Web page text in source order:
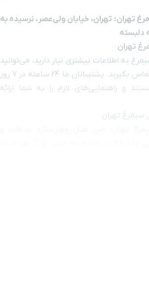
۶ دقیقه با خودرو (۳ کیلومتر و ۴۷۳ متر)
تهران: تهران، خیابان ولی‌عصر، نرسیده به
دلبسته
تهران
به اطلاعات بیشتری نیاز دارید، می‌توانید
تماس بگیرید. پشتیبانان ما 24 ساعته در 7 روز
و راهنمایی‌های لازم را به شما ارائه